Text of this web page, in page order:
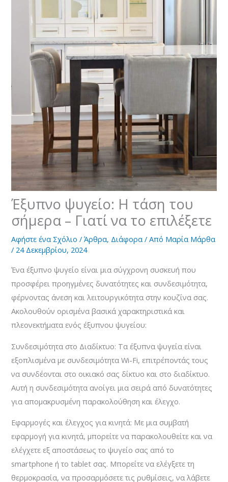
Έξυπνο ψυγείο: Η τάση του
σήμερα – Γιατί να το επιλέξετε
Αφήστε ένα Σχόλιο /Άρθρα, Διάφορα / Από Μαρία Μάρθα
/ 24 Δεκεμβρίου, 2024
Ένα έξυπνο ψυγείο είναι μια σύγχρονη συσκευή που
προσφέρει προηγμένες δυνατότητες και συνδεσιμότητα,
φέρνοντας άνεση και λειτουργικότητα στην κουζίνα σας.
Ακολουθούν ορισμένα βασικά χαρακτηριστικά και
πλεονεκτήματα ενός έξυπνου ψυγείου:
Συνδεσιμότητα στο Διαδίκτυο: Τα έξυπνα ψυγεία είναι
εξοπλισμένα με συνδεσιμότητα Wi-Fi, επιτρέποντάς τους
να συνδέονται στο οικιακό σας δίκτυο και στο διαδίκτυο.
Αυτή η συνδεσιμότητα ανοίγει μια σειρά από δυνατότητες
για απομακρυσμένη παρακολούθηση και έλεγχο.
Εφαρμογές και έλεγχος για κινητά: Με μια συμβατή
εφαρμογή για κινητά, μπορείτε να παρακολουθείτε και να
ελέγχετε εξ αποστάσεως το ψυγείο σας από το
smartphone ή το tablet σας. Μπορείτε να ελέγξετε τη
θερμοκρασία, να προσαρμόσετε τις ρυθμίσεις, να λάβετε